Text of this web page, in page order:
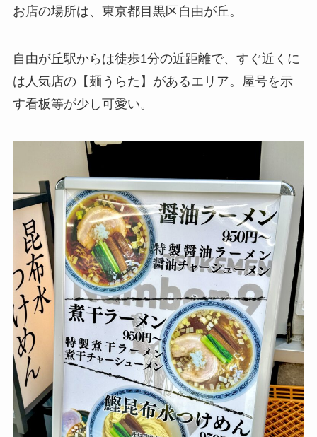
お店の場所は、東京都目黒区自由が丘。
自由が丘駅からは徒歩1分の近距離で、すぐ近くに
は人気店の【麺うらた】があるエリア。屋号を示
す看板等が少し可愛い。